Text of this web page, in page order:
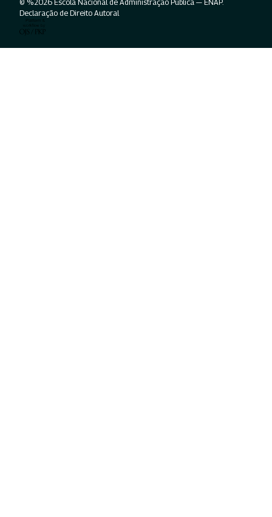
© %2026 Escola Nacional de Administração Pública — ENAP.
Declaração de Direito Autoral